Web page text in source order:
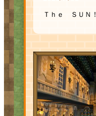
Ｔｈｅ ＳＵＮ！